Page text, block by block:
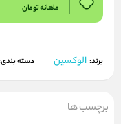
ماهانهتومان
برند: الوکسین دسته
برچسب ها